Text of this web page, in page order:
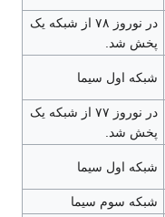
در نوروز ۷۸ از شبکه یک
پخش شد.
شبکه اول سیما
در نوروز ۷۷ از شبکه یک
پخش شد.
شبکه اول سیما
شبکه سوم سیما